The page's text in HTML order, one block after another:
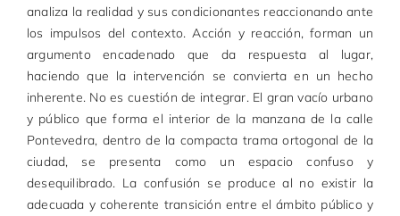
analiza la realidad y sus condicionantes reaccionando ante
los impulsos del contexto. Acción y reacción, forman un
argumento encadenado que da respuesta al lugar,
haciendo que la intervención se convierta en un hecho
inherente. No es cuestión de integrar. El gran vacío urbano
y público que forma el interior de la manzana de la calle
Pontevedra, dentro de la compacta trama ortogonal de la
ciudad, se presenta como un espacio confuso y
desequilibrado. La confusión se produce al no existir la
adecuada y coherente transición entre el ámbito público y